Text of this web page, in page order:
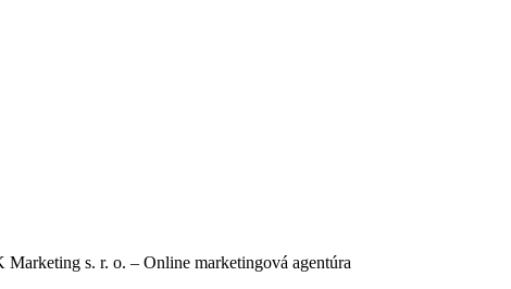
Marketing s. r. o. – Online marketingová agentúra